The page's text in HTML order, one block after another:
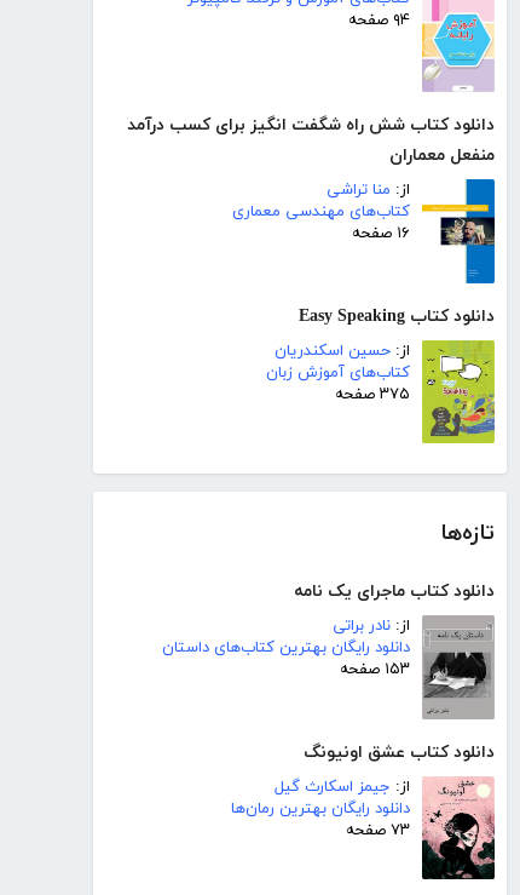
۹۴ صفحه
دانلود کتاب شش راه شگفت انگیز برای کسب درآمد
منفعل معماران
از: منا تراشی
کتاب‌های مهندسی معماری
۱۶ صفحه
دانلود کتاب Easy Speaking
از: حسین اسکندریان
کتاب‌های آموزش زبان
۳۷۵ صفحه
تازه‌ها
دانلود کتاب ماجرای یک نامه
از: نادر براتی
دانلود رایگان بهترین کتاب‌های داستان
۱۵۳ صفحه
دانلود کتاب عشق اونیونگ
از: جیمز اسکارث گیل
دانلود رایگان بهترین رمان‌ها
۷۳ صفحه